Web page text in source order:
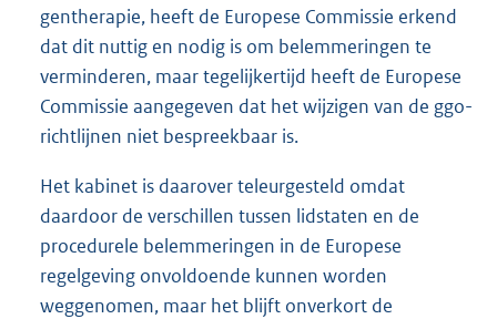
gentherapie, heeft de Europese Commissie erkend
dat dit nuttig en nodig is om belemmeringen te
verminderen, maar tegelijkertijd heeft de Europese
Commissie aangegeven dat het wijzigen van de ggo-
richtlijnen niet bespreekbaar is.
Het kabinet is daarover teleurgesteld omdat
daardoor de verschillen tussen lidstaten en de
procedurele belemmeringen in de Europese
regelgeving onvoldoende kunnen worden
weggenomen, maar het blijft onverkort de